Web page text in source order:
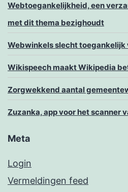
Webtoegankelijkheid, een
met dit thema bezighoudt
Webwinkels slecht toegankelijk
Wikispeech maakt Wikipedia
Zorgwekkend aantal
Zuzanka, app voor het scanner
Meta
Login
Vermeldingen feed